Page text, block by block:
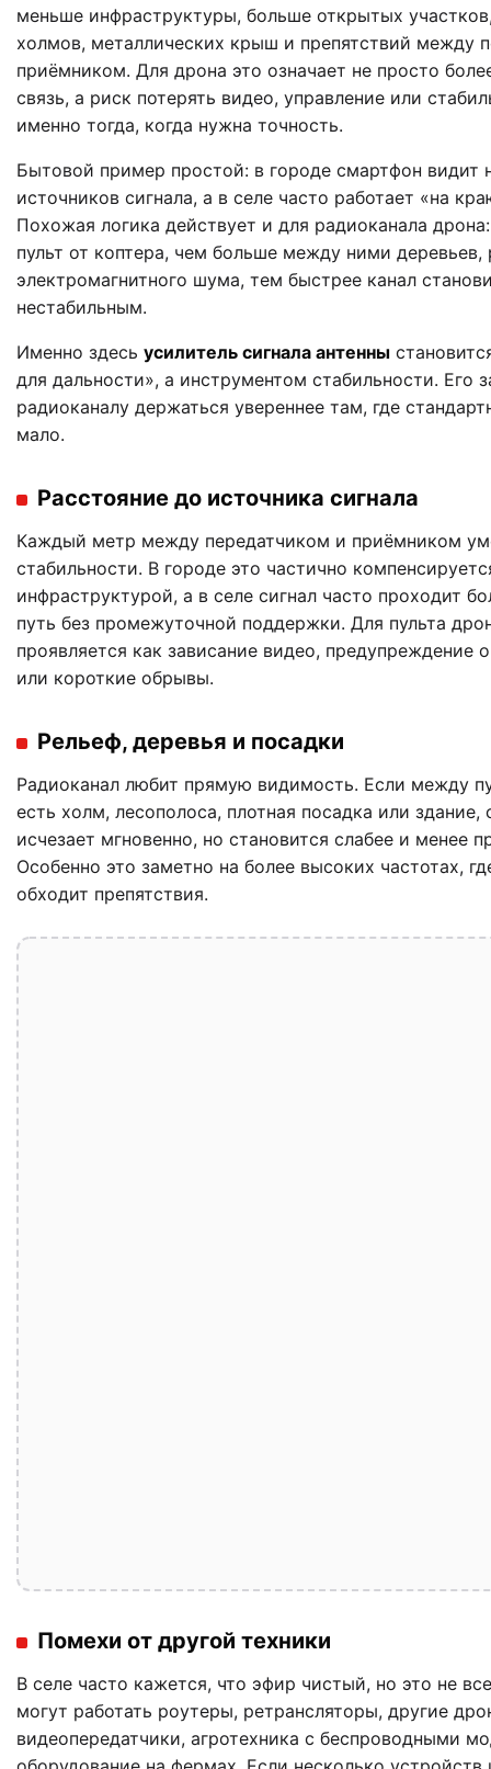
меньше инфраструктуры, больше открытых
холмов, металлических крыш и препятствий между
приёмником. Для дрона это означает не просто
связь, а риск потерять видео, управление или
именно тогда, когда нужна точность.
Бытовой пример простой: в городе смартфон видит
источников сигнала, а в селе часто работает «на
Похожая логика действует и для радиоканала
пульт от коптера, чем больше между ними деревьев,
электромагнитного шума, тем быстрее канал
нестабильным.
Именно здесь усилитель сигнала антенны
для дальности», а инструментом стабильности. Его
радиоканалу держаться увереннее там, где
мало.
Расстояние до источника сигнала
Каждый метр между передатчиком и приёмником
стабильности. В городе это частично
инфраструктурой, а в селе сигнал часто проходит
путь без промежуточной поддержки. Для пульта
проявляется как зависание видео, предупреждение
или короткие обрывы.
Рельеф, деревья и посадки
Радиоканал любит прямую видимость. Если между
есть холм, лесополоса, плотная посадка или здание,
исчезает мгновенно, но становится слабее и менее
Особенно это заметно на более высоких частотах,
обходит препятствия.
Помехи от другой техники
В селе часто кажется, что эфир чистый, но это не
могут работать роутеры, ретрансляторы, другие
видеопередатчики, агротехника с беспроводными